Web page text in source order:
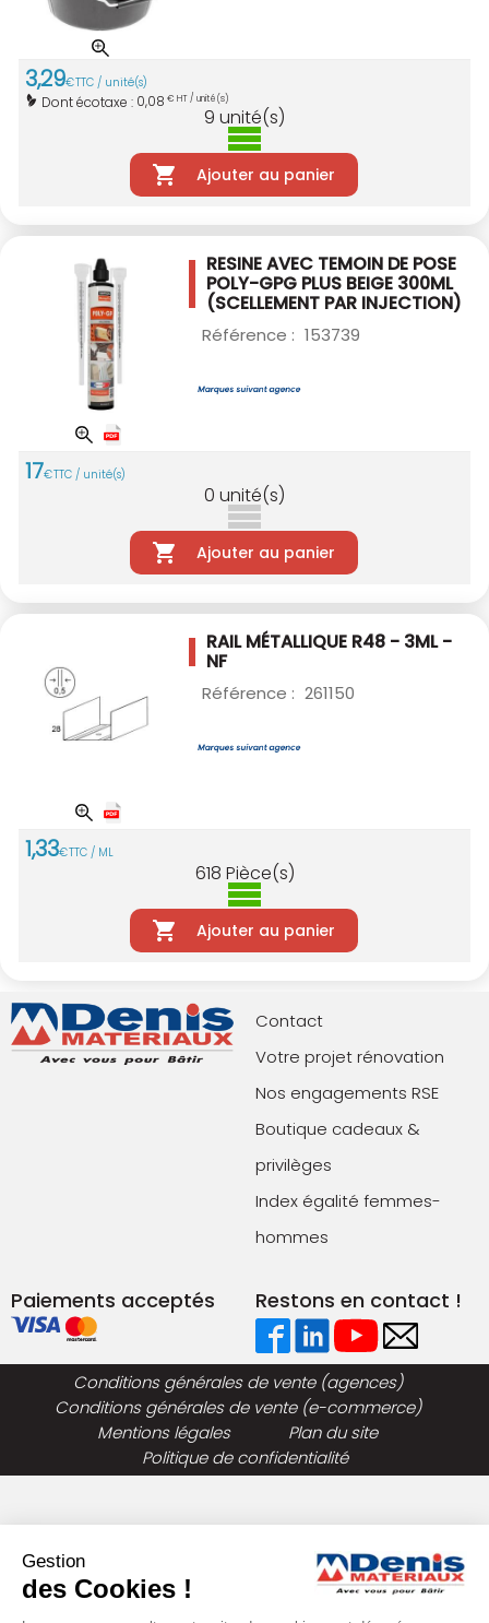
3,29€TTC / unité(s)
Dont écotaxe : 0,08 € HT / unité(s)
9 unité(s)
Ajouter au panier
RESINE AVEC TEMOIN DE POSE
POLY-GPG PLUS BEIGE 300ML
(SCELLEMENT PAR INJECTION)
Référence : 153739
17€TTC / unité(s)
0 unité(s)
Ajouter au panier
RAIL MÉTALLIQUE R48 - 3ML -
NF
Référence : 261150
1,33€TTC / ML
618 Pièce(s)
Ajouter au panier
Contact
Votre projet rénovation
Nos engagements RSE
Boutique cadeaux &
privilèges
Index égalité femmes-
hommes
Paiements acceptés Restons en contact !
Conditions générales de vente (agences)
Conditions générales de vente (e-commerce)
Mentions légales
Plan du site
Politique de confidentialité
Gestion
des Cookies !